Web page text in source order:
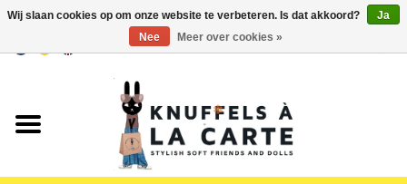
USD
Wij slaan cookies op om onze website te verbeteren. Is dat akkoord?
Ja
Nee
Meer over cookies »